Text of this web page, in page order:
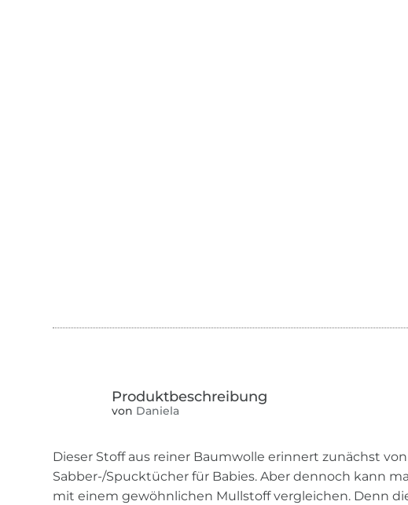
von Daniela
Dieser Stoff aus reiner Baumwolle erinnert zunächst
Sabber-/Spucktücher für Babies. Aber dennoch kann
mit einem gewöhnlichen Mullstoff vergleichen. Denn